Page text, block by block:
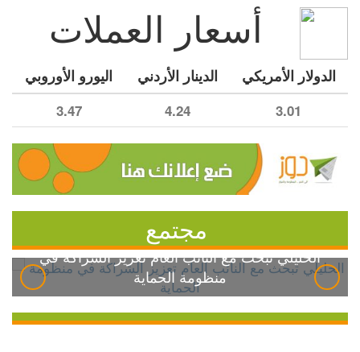
أسعار العملات
الدولار الأمريكي الدينار الأردني اليورو الأوروبي
3.01
4.24
3.47
مجتمع
الخليلي تبحث مع النائب العام تعزيز الشراكة في
منظومة الحماية